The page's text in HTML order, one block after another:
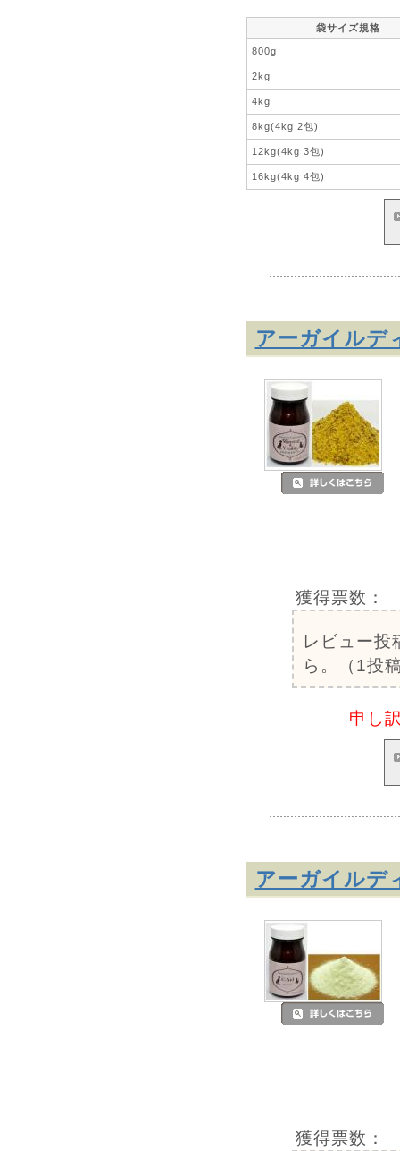
袋サイズ規格
800g
2kg
4kg
8kg(4kg 2包)
12kg(4kg 3包)
16kg(4kg 4包)
アーガイル
獲得票数：
レビュー投
ら。（1投
申し
アーガイル
獲得票数：